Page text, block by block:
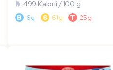
499 Kalorií/ 100 g
B
6g S 61g T 25g